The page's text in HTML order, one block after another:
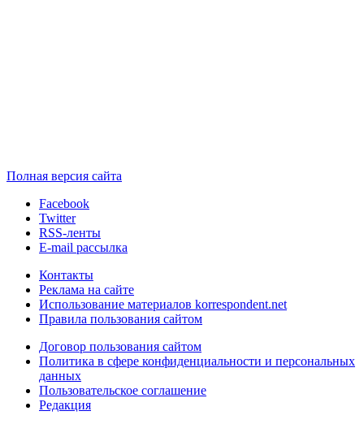
Полная версия сайта
Facebook
Twitter
RSS-ленты
E-mail рассылка
Контакты
Реклама на сайте
Использование материалов korrespondent.net
Правила пользования сайтом
Договор пользования сайтом
Политика в сфере конфиденциальности и персональных
данных
Пользовательское соглашение
Редакция